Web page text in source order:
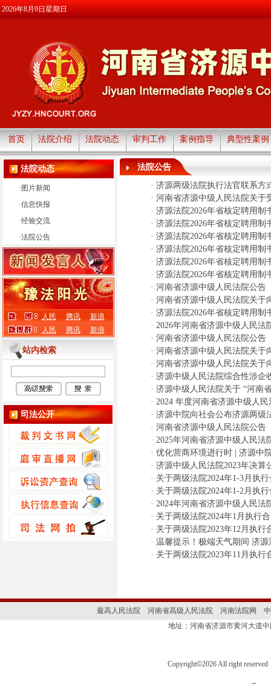
2026年8月9日星期日
首页 法院介绍 法院动态 审判工作 案例指导 典型性案例
法院动态
· 图片新闻
·信息快报
·经验交流
·法院公告
人民 腾讯
新浪
人民
腾讯 新浪
站内检索
司法公开
法院公告
· 济源两级法院执行法官联系方
· 河南省济源中级人民法院关于
· 济源法院2026年省核定聘用
· 济源法院2026年省核定聘用制
· 济源法院2026年省核定聘用
· 济源法院2026年省核定聘用制
· 济源法院2026年省核定聘用制
· 济源法院2026年省核定聘用制
· 河南省济源中级人民法院公告
· 河南省济源中级人民法院关于
· 济源法院2026年省核定聘用制
· 2026年河南省济源中级人民法
· 河南省济源中级人民法院公告
· 河南省济源中级人民法院关于
· 河南省济源中级人民法院关于
· 济源中级人民法院综合性涉企
· 济源中级人民法院关于 “河南
· 2024 年度河南省济源中级人
· 济源中院向社会公布济源两级
· 河南省济源中级人民法院公告
· 2025年河南省济源中级人民法
· 优化营商环境进行时 | 济源中
· 济源中级人民法院2023年决算
· 关于两级法院2024年1-3月执
· 关于两级法院2024年1-2月执
· 2024年河南省济源中级人民法
· 关于两级法院2024年1月执行
· 关于两级法院2023年12月执行
· 温馨提示！极端天气期间 济
· 关于两级法院2023年11月执行
最高人民法院 河南省高级人民法院 河南法院网
地址：河南省济源市黄河大道
Copyright©2026 All right